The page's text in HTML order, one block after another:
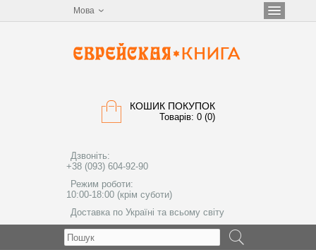
Мова
КОШИК ПОКУПОК
Товарів: 0 (0)
Дзвоніть:
+38 (093) 604-92-90
Режим роботи:
10:00-18:00 (крім суботи)
Доставка по Україні та всьому світу